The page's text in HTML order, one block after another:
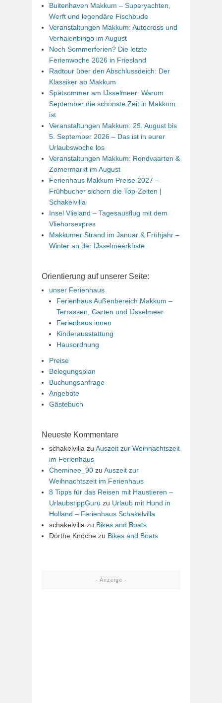
Buitenhaven Makkum – Superyachten,
Werft und legendäre Fischbude
Veranstaltungen Makkum: Autocross und
Verhalenbingo im August
Noch Sommerferien? Die letzte
Ferienwoche 2026 in Friesland
Radtour über den Abschlussdeich: Der
Klassiker ab Makkum
Spätsommer am IJsselmeer: Warum
September die schönste Zeit in Makkum
ist
Veranstaltungen Makkum: 29. August bis
5. September 2026 – Das ist in eurer
Urlaubswoche los
Veranstaltungen Makkum: Rondvaarten &
Zomermarkt im August
Ferienhaus Makkum Preise 2027 –
Frühbucher sichern die Top-Zeiten |
Schakelvilla
Insel Vlieland – Tagesausflug mit dem
Vliehorsexpres
Makkumer Strand im Januar & Frühjahr –
Winter an der IJsselmeerküste
Orientierung auf unserer Seite:
unser Ferienhaus
Ferienhaus Außenbereich Makkum –
Terrassen, Garten und IJsselmeer
Ferienhaus innen
Kinderausstattung
Hausordnung
Preise
Belegungsplan
Buchungsanfrage
Angebote
Gästebuch
Neueste Kommentare
schakelvilla zu Auszeit zur Weihnachtszeit
im Ferienhaus
Cheminee_90 zu Auszeit zur
Weihnachtszeit im Ferienhaus
8 Tipps für das Reisen mit Haustieren –
UrlaubstippGuru zu Urlaub mit Hund in
Holland – Ferienhaus Schakelvilla
schakelvilla zu Bikes and Boats
Dörthe Knoche zu Bikes and Boats
- Anzeige -